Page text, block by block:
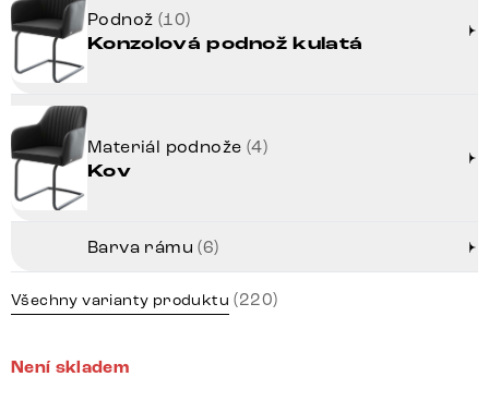
Podnož (10)
Konzolová podnož kulatá
Materiál podnože (4)
Kov
Barva rámu(6)
Všechny varianty produktu (220)
Není skladem